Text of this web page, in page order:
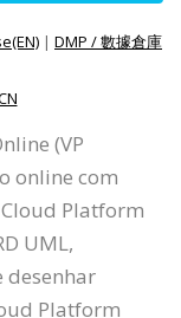
| DMP / 數據倉庫
(VP
online com
Platform
UML,
desenhar
Platform